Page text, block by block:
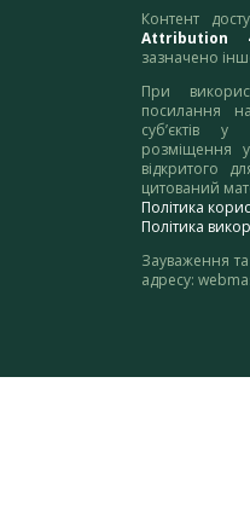
Контент
Attribution
зазначено
При
посилання
суб’єктів
розміщення
відкритого
цитований
Політика
Політика
Зауваження
адресу: